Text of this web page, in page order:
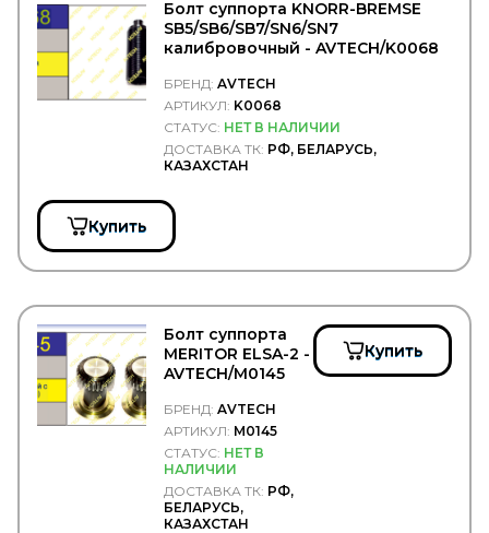
BAGEN
BAILEY MORRIS UK
BALDWIN
BALTEX
Baltrotors
BERAL
BERG KRAFT
BERU
BEWEKO
BF
BF GERMANY
BF Goodrich
BGS
BIG FILTER
BIGOAL
Болт суппорта KNORR-BREMSE
SB5/SB6/SB7/SN6/SN7
калибровочный - AVTECH/K0068
БРЕНД: AVTECH
АРТИКУЛ: K0068
СТАТУС: НЕТ В НАЛИЧИИ
ДОСТАВКА ТК: РФ, БЕЛАРУСЬ,
КАЗАХСТАН
Купить
Болт суппорта
MERITOR ELSA-2 -
AVTECH/M0145
БРЕНД: AVTECH
АРТИКУЛ: M0145
СТАТУС: НЕТ В
НАЛИЧИИ
ДОСТАВКА ТК: РФ,
БЕЛАРУСЬ,
КАЗАХСТАН
Купить